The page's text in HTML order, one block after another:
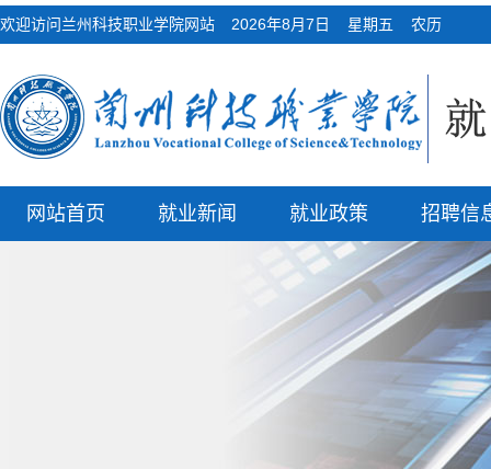
欢迎访问兰州科技职业学院网站 2026年8月7日 星期五 农历
网站首页 就业新闻 就业政策 招聘信